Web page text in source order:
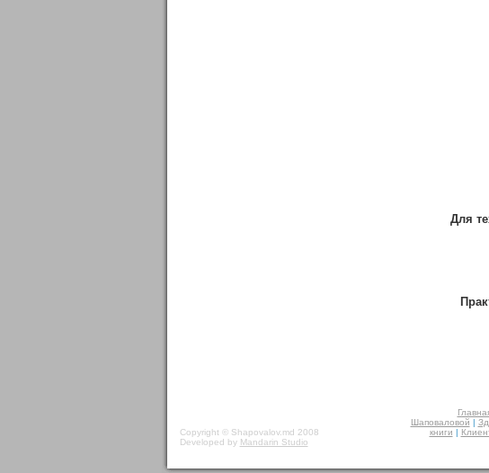
Для
Copyright © Shapovalov.md 2008
Developed by Mandarin Studio
Шаповаловой |
книги |